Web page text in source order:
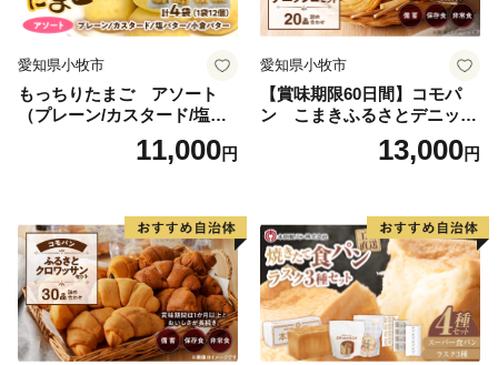
愛知県小牧市
もっちりたまご アソート
（プレーン/カスタード/塩バ
ター/小倉バター）11,000円
愛知県小牧市
【賞味期限60日間】コモパ
ン こまきふるさとデニッシ
ュセット（20個入り）／災害
用備蓄 保存食 非常食 防災グ
13,000円